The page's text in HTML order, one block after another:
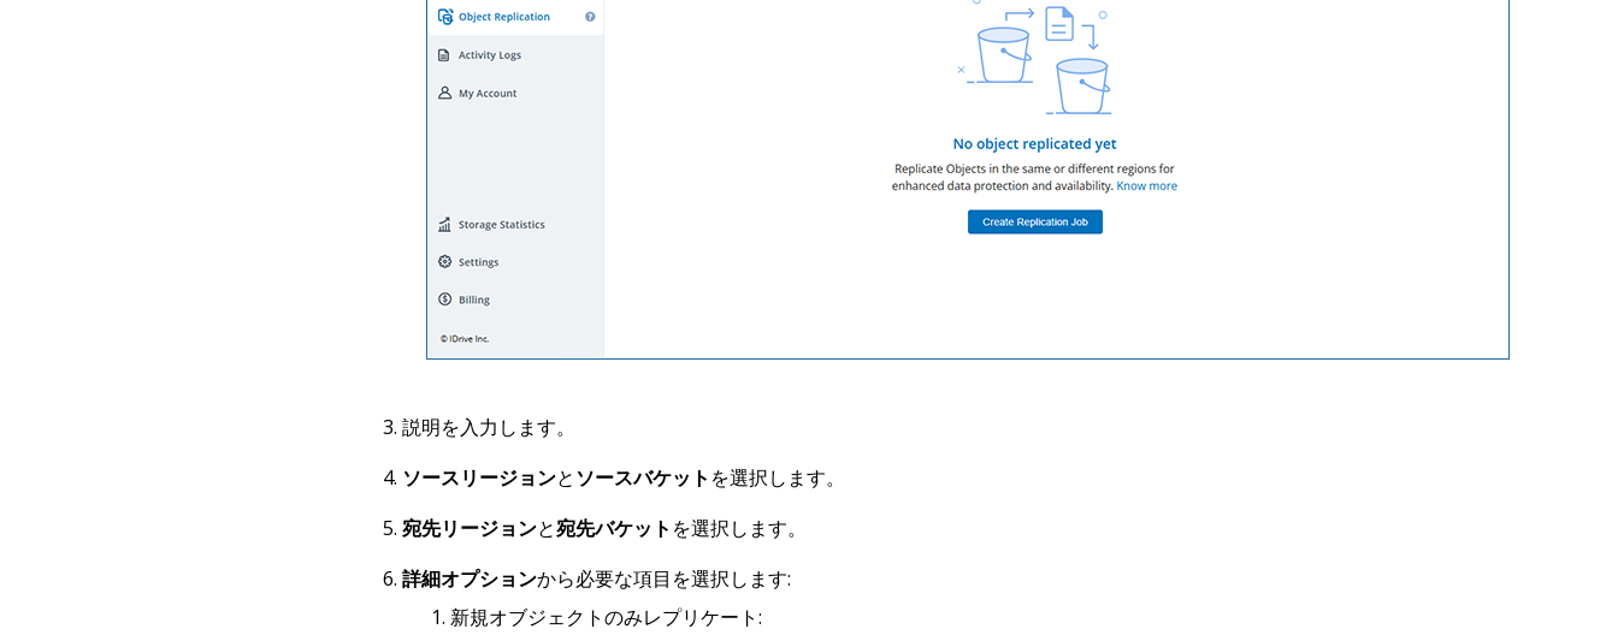
説明を入力します。
ソースリージョンと ソースバケット を選択します。
宛先リージョンと宛先バケット を選択します。
詳細オプションから必要な項目を選択します:
新規オブジェクトのみレプリケート: